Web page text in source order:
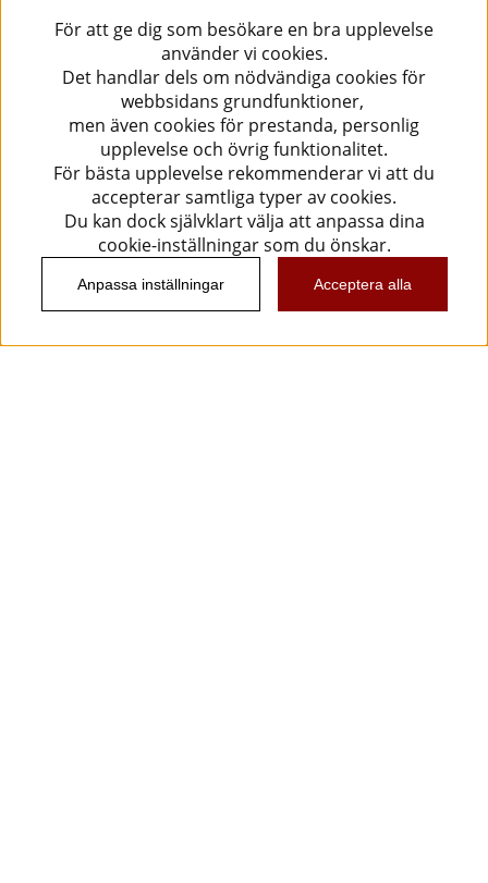
För att ge dig som besökare en bra upplevelse
använder vi cookies.
Det handlar dels om nödvändiga cookies för
webbsidans grundfunktioner,
men även cookies för prestanda, personlig
upplevelse och övrig funktionalitet.
För bästa upplevelse rekommenderar vi att du
accepterar samtliga typer av cookies.
Du kan dock självklart välja att anpassa dina
cookie-inställningar som du önskar.
Anpassa inställningar Acceptera alla